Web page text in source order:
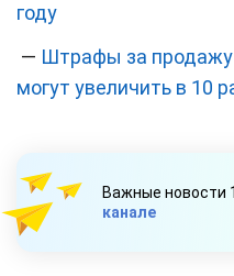
году
— Штрафы за
могут увеличить в 10
Важные новости
канале